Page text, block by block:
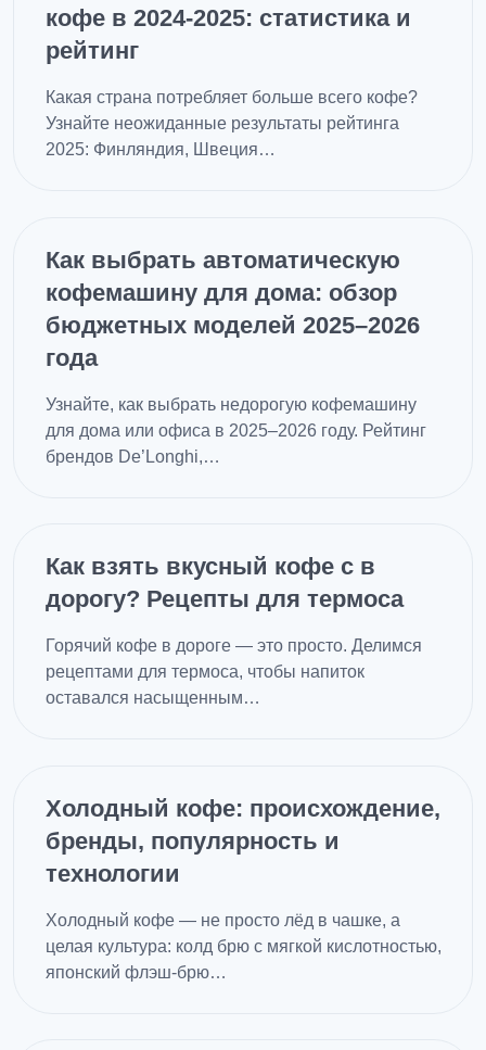
кофе в 2024-2025: статистика и
рейтинг
Какая страна потребляет больше всего кофе?
Узнайте неожиданные результаты рейтинга
2025: Финляндия, Швеция…
Как выбрать автоматическую
кофемашину для дома: обзор
бюджетных моделей 2025–2026
года
Узнайте, как выбрать недорогую кофемашину
для дома или офиса в 2025–2026 году. Рейтинг
брендов De’Longhi,…
Как взять вкусный кофе с в
дорогу? Рецепты для термоса
Горячий кофе в дороге — это просто. Делимся
рецептами для термоса, чтобы напиток
оставался насыщенным…
Холодный кофе: происхождение,
бренды, популярность и
технологии
Холодный кофе — не просто лёд в чашке, а
целая культура: колд брю с мягкой кислотностью,
японский флэш-брю…